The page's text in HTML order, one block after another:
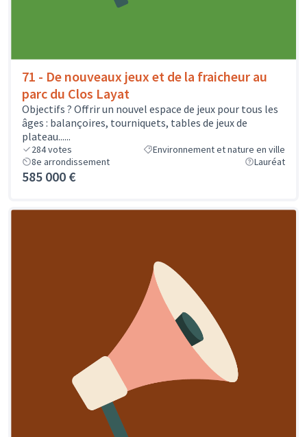
71 - De nouveaux jeux et de la fraicheur au
parc du Clos Layat
Objectifs ? Offrir un nouvel espace de jeux pour tous les
âges : balançoires, tourniquets, tables de jeux de
plateau......
284votes
Environnement et nature en ville
8e arrondissement
Lauréat
585 000 €